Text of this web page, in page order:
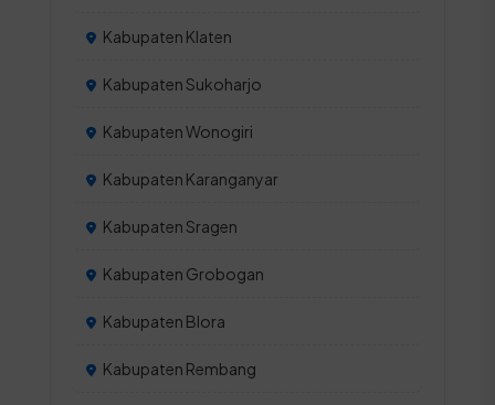
Kabupaten Klaten
Kabupaten Sukoharjo
Kabupaten Wonogiri
Kabupaten Karanganyar
Kabupaten Sragen
Kabupaten Grobogan
Kabupaten Blora
Kabupaten Rembang